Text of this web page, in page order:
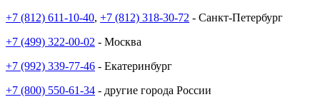
+7 (812) 611-10-40, +7 (812) 318-30-72 - Санкт-Петербург
+7 (499) 322-00-02 - Москва
+7 (992) 339-77-46 - Екатеринбург
+7 (800) 550-61-34 - другие города России